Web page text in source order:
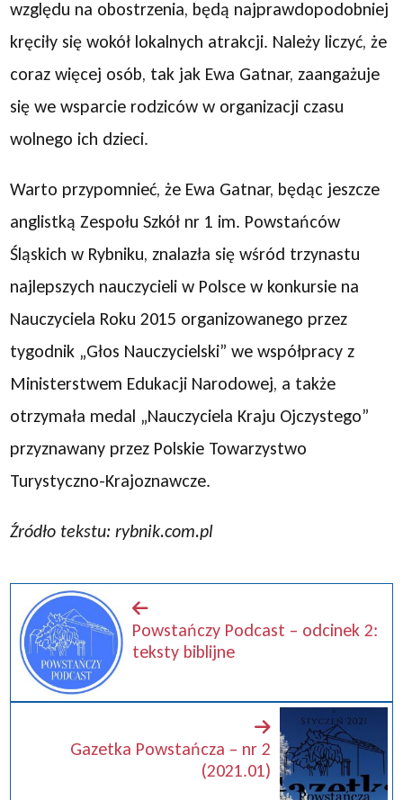
względu na obostrzenia, będą najprawdopodobniej
kręciły się wokół lokalnych atrakcji. Należy liczyć, że
coraz więcej osób, tak jak Ewa Gatnar, zaangażuje
się we wsparcie rodziców w organizacji czasu
wolnego ich dzieci.
Warto przypomnieć, że Ewa Gatnar, będąc jeszcze
anglistką Zespołu Szkół nr 1 im. Powstańców
Śląskich w Rybniku, znalazła się wśród trzynastu
najlepszych nauczycieli w Polsce w konkursie na
Nauczyciela Roku 2015 organizowanego przez
tygodnik „Głos Nauczycielski” we współpracy z
Ministerstwem Edukacji Narodowej, a także
otrzymała medal „Nauczyciela Kraju Ojczystego”
przyznawany przez Polskie Towarzystwo
Turystyczno-Krajoznawcze.
Źródło tekstu: rybnik.com.pl
Powstańczy Podcast – odcinek 2:
teksty biblijne
Gazetka Powstańcza – nr 2
(2021.01)